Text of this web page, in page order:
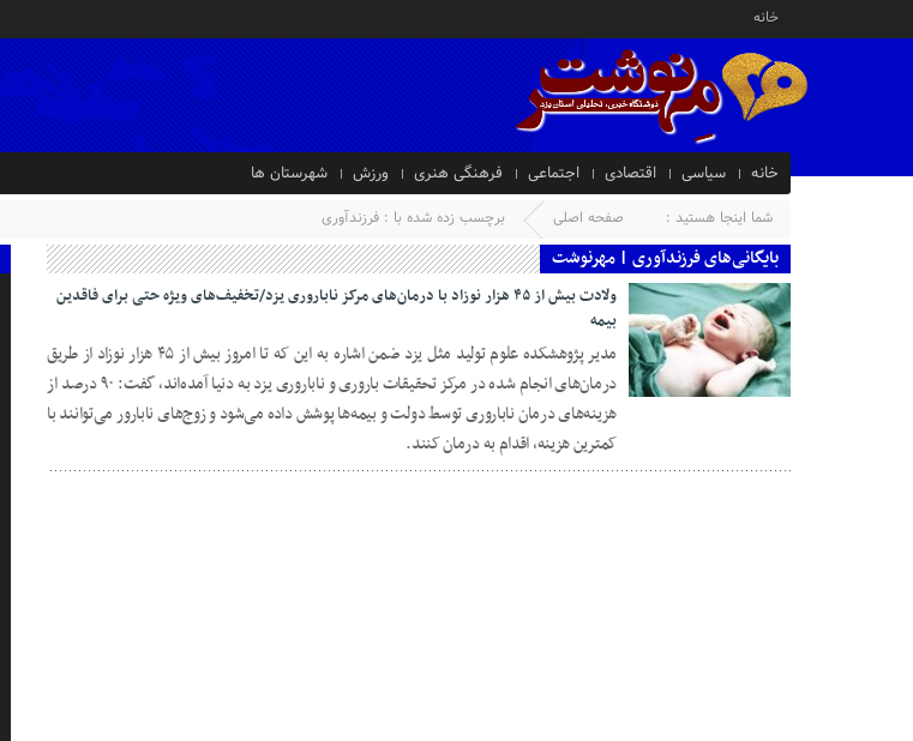
خانه
خانه سیاسی اقتصادی اجتماعی فرهنگی هنری ورزش شهرستان ها
شما اینجا هستید : صفحه اصلی برچسب زده شده با : فرزندآوری
بایگانی‌های فرزندآوری | مهرنوشت
26 ژانویه 2025
ولادت بیش از ۴۵ هزار نوزاد با درمان‌های مرکز ناباروری یزد/تخفیف‌های ویژه حتی برای فاقدین
بیمه
مدیر پژوهشکده علوم تولید مثل یزد ضمن اشاره به این که تا امروز بیش از ۴۵ هزار نوزاد از طریق
درمان‌های انجام‌ شده در مرکز تحقیقات باروری و ناباروری یزد به دنیا آمده‌اند، گفت: ۹۰ درصد از
هزینه‌های درمان ناباروری توسط دولت و بیمه‌ها پوشش داده می‌شود و زوج‌های نابارور می‌توانند با
کمترین هزینه، اقدام به درمان کنند.